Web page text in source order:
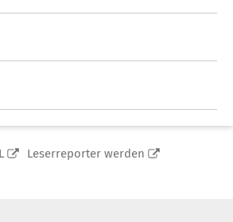
Leserreporter werden